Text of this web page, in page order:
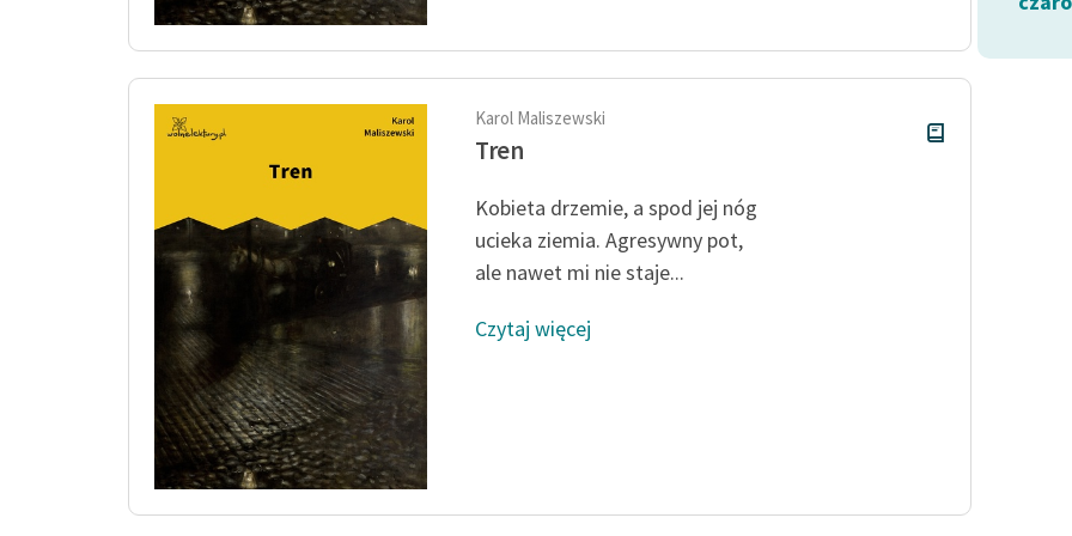
Karol Maliszewski
Tren
Kobieta drzemie, a spod jej nóg
ucieka ziemia. Agresywny pot,
ale nawet mi nie staje...
Czytaj więcej